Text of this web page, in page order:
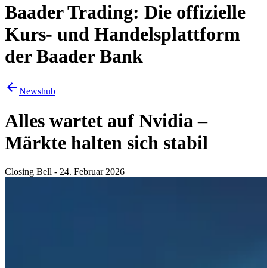
Baader Trading: Die offizielle
Kurs- und Handelsplattform
der Baader Bank
Newshub
Alles wartet auf Nvidia –
Märkte halten sich stabil
Closing Bell - 24. Februar 2026